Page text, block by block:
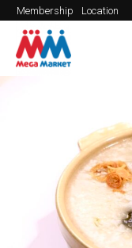
Membership Location